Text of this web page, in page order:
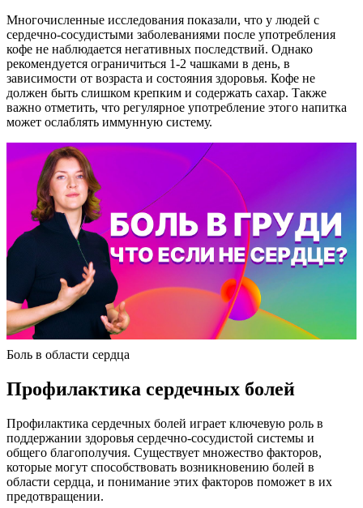
Многочисленные исследования показали, что у людей с
сердечно-сосудистыми заболеваниями после употребления
кофе не наблюдается негативных последствий. Однако
рекомендуется ограничиться 1-2 чашками в день, в
зависимости от возраста и состояния здоровья. Кофе не
должен быть слишком крепким и содержать сахар. Также
важно отметить, что регулярное употребление этого напитка
может ослаблять иммунную систему.
Боль в области сердца
Профилактика сердечных болей
Профилактика сердечных болей играет ключевую роль в
поддержании здоровья сердечно-сосудистой системы и
общего благополучия. Существует множество факторов,
которые могут способствовать возникновению болей в
области сердца, и понимание этих факторов поможет в их
предотвращении.